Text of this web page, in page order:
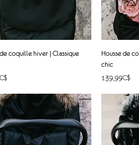
Quick View
coquille hiver | Classique
Housse de
chic
Price
139,99C$